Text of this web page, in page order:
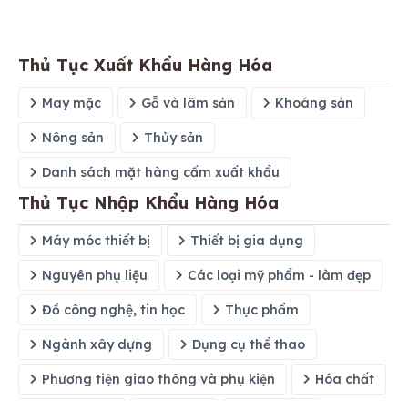
Thủ Tục Xuất Khẩu Hàng Hóa
May mặc Gỗ và lâm sản Khoáng sản
Nông sản Thủy sản
Danh sách mặt hàng cấm xuất khẩu
Thủ Tục Nhập Khẩu Hàng Hóa
Máy móc thiết bị Thiết bị gia dụng
Nguyên phụ liệu Các loại mỹ phẩm - làm đẹp
Đồ công nghệ, tin học Thực phẩm
Ngành xây dựng Dụng cụ thể thao
Phương tiện giao thông và phụ kiện Hóa chất